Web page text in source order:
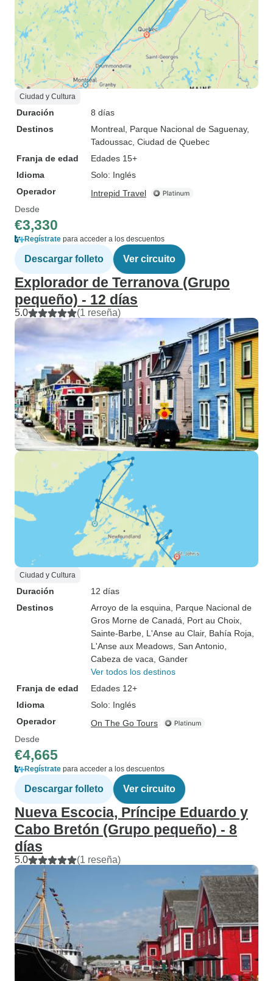
Ciudad y Cultura
Duración
8 días
Destinos
Montreal , Parque Nacional de Saguenay,
Tadoussac , Ciudad de Quebec
Franja de edad
Edades 15+
Idioma
Solo: Inglés
Operador
Intrepid Travel
Desde
€3,330
Regístrate para acceder a los descuentos
Descargar folleto Ver circuito
Explorador de Terranova (Grupo
pequeño) - 12 días
5.0 (1 reseña)
Ciudad y Cultura
Duración
12 días
Destinos
Arroyo de la esquina , Parque Nacional de
Gros Morne de Canadá , Port au Choix
Sainte-Barbe , L'Anse au Clair, Bahía Roja
L'Anse aux Meadows , San Antonio
Cabeza de vaca , Gander
Ver todos los destinos
Franja de edad
Edades 12+
Idioma
Solo: Inglés
Operador
On The Go Tours
Desde
€4,665
Regístrate para acceder a los descuentos
Descargar folleto Ver circuito
Nueva Escocia, Príncipe Eduardo y
Cabo Bretón (Grupo pequeño) - 8
días
5.0 (1 reseña)